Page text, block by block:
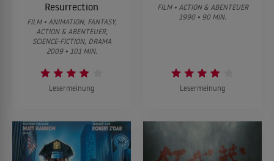
Resurrection
FILM • ANIMATION, FANTASY,
ACTION & ABENTEUER,
SCIENCE-FICTION, DRAMA
2009 • 101 MIN.
Lesermeinung
FILM • ACTION & ABENTEUER
1990 • 90 MIN.
Lesermeinung